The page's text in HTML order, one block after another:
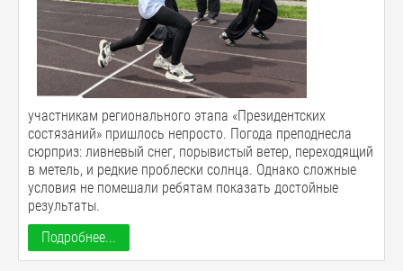
участникам регионального этапа «Президентских
состязаний» пришлось непросто. Погода преподнесла
сюрприз: ливневый снег, порывистый ветер, переходящий
в метель, и редкие проблески солнца. Однако сложные
условия не помешали ребятам показать достойные
результаты.
Подробнее...